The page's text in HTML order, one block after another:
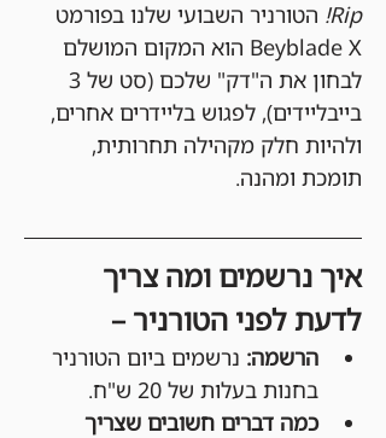
Rip! הטורניר השבועי שלנו בפורמט
Beyblade X הוא המקום המושלם
בייבליידים), לפגוש בליידרים אחרים,
ולהיות חלק מקהילה תחרותית,
תומכת ומהנה.
איך נרשמים ומה צריך
לדעת לפני הטורניר –
הרשמה: נרשמים ביום הטורניר
בחנות בעלות של 20 ש"ח.
כמה דברים חשובים שצריך